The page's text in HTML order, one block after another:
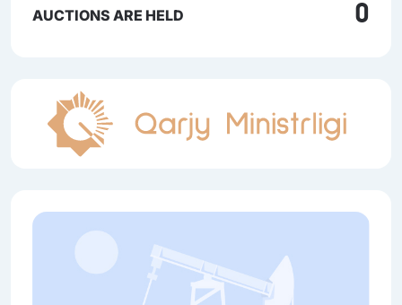
AUCTIONS ARE HELD 0